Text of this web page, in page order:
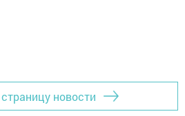
новости